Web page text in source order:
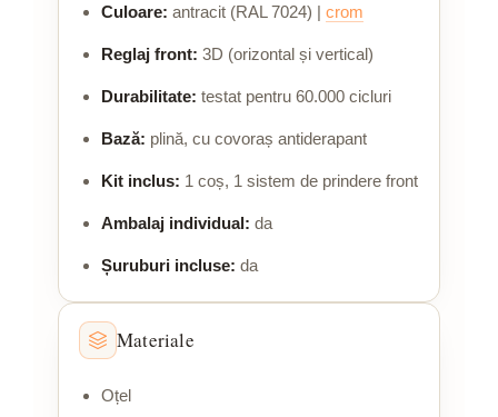
Culoare: antracit (RAL 7024) | crom
Reglaj front: 3D (orizontal și vertical)
Durabilitate: testat pentru 60.000 cicluri
Bază: plină, cu covoraș antiderapant
Kit inclus: 1 coș, 1 sistem de prindere front
Ambalaj individual: da
Șuruburi incluse: da
Materiale
Oțel